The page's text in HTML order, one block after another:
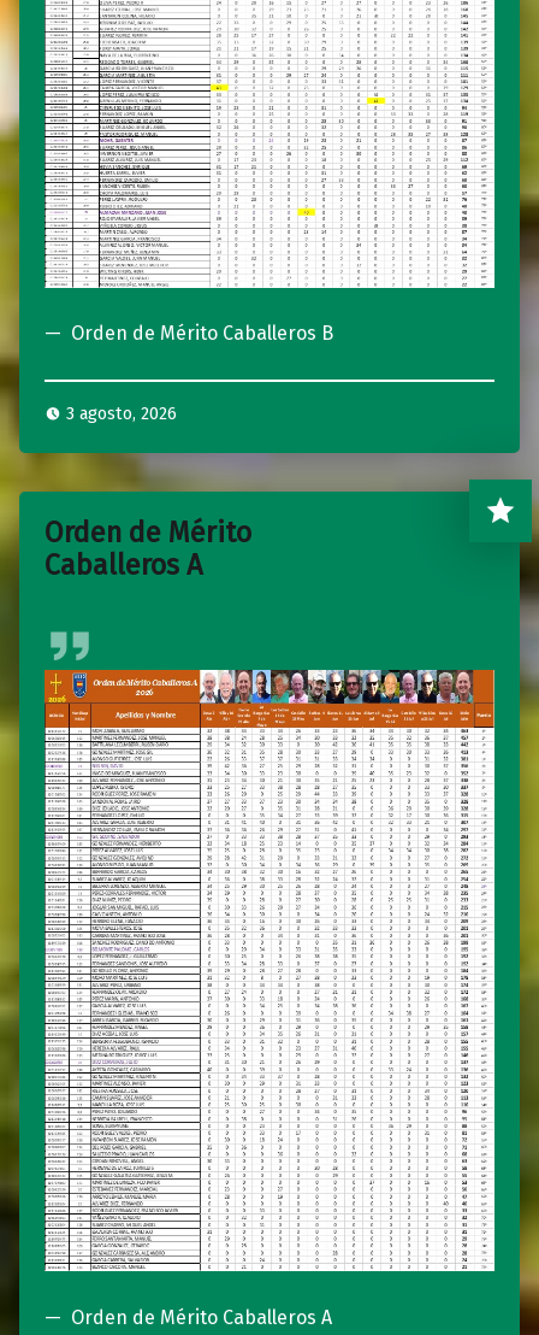
Orden de Mérito Caballeros B
3 agosto, 2026
Orden de Mérito
Caballeros A
Orden de Mérito Caballeros A